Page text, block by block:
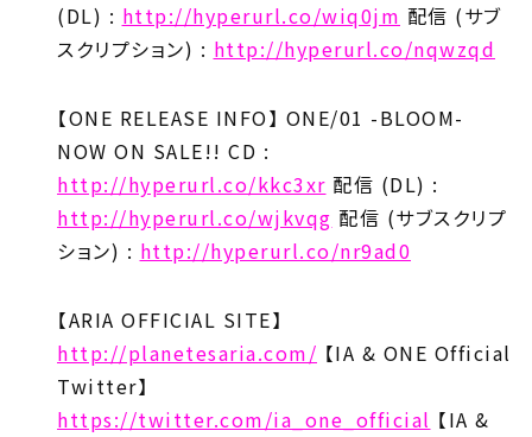
(DL) : http://hyperurl.co/wiq0jm 配信 (サブ
スクリプション) : http://hyperurl.co/nqwzqd
【ONE RELEASE INFO】 ONE/01 -BLOOM-
NOW ON SALE!! CD :
http://hyperurl.co/kkc3xr 配信 (DL) :
http://hyperurl.co/wjkvqg 配信 (サブスクリプ
ション) : http://hyperurl.co/nr9ad0
【ARIA OFFICIAL SITE】
http://planetesaria.com/ 【IA & ONE Official
Twitter】
https://twitter.com/ia_one_official 【IA &